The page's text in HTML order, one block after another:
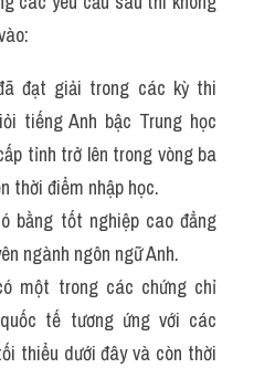
đạt giải trong các kỳ thi
tiếng Anh bậc Trung học
tỉnh trở lên trong vòng ba
thời điểm nhập học.
bằng tốt nghiệp cao đẳng
ngành ngôn ngữ Anh.
một trong các chứng chỉ
tế tương ứng với các
thiểu dưới đây và còn thời